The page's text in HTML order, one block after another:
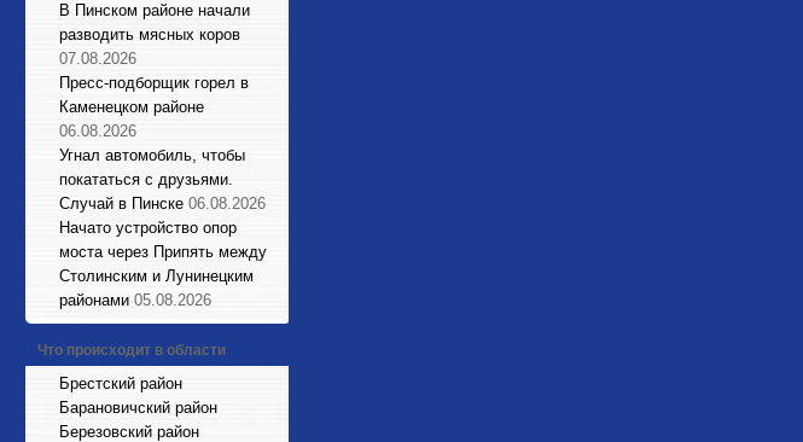
В Пинском районе начали
разводить мясных коров
07.08.2026
Пресс-подборщик горел в
Каменецком районе
06.08.2026
Угнал автомобиль, чтобы
покататься с друзьями.
Случай в Пинске 06.08.2026
Начато устройство опор
моста через Припять между
Столинским и Лунинецким
районами 05.08.2026
Что происходит в области
Брестский район
Барановичский район
Березовский район